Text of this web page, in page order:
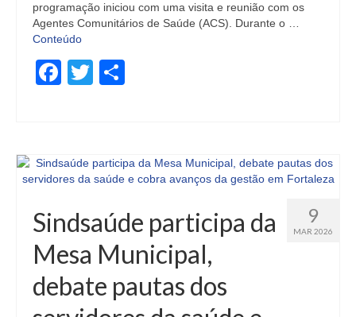
programação iniciou com uma visita e reunião com os
Agentes Comunitários de Saúde (ACS). Durante o …
Conteúdo
Facebook
Twitter
9
MAR 2026
Sindsaúde participa da
Mesa Municipal,
debate pautas dos